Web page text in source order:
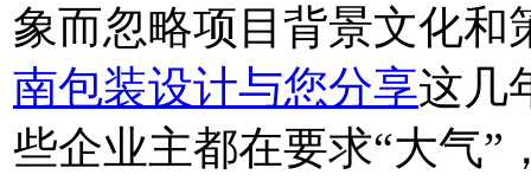
象而忽略项目背景文化和
南包装设计与您分享这几
些企业主都在要求“大气”